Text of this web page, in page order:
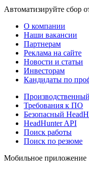
Автоматизируйте сбор
О компании
Наши вакансии
Партнерам
Реклама на сайте
Новости и статьи
Инвесторам
Кандидаты по
Требования к ПО
Безопасный
HeadHunter API
Поиск работы
Поиск по резюме
Мобильное приложение